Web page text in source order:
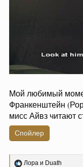
Мой любимый
Франкенштейн
мисс Айвз читают
Спойлер
Р
Лора и Duath